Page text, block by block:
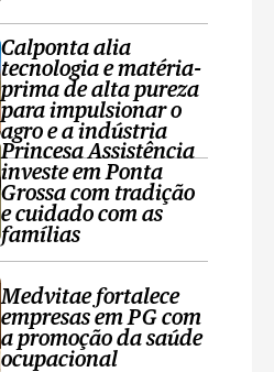
Calponta alia
tecnologia e matéria-
prima de alta pureza
para impulsionar o
agro e a indústria
Princesa Assistência
investe em Ponta
Grossa com tradição
e cuidado com as
famílias
Medvitae fortalece
empresas em PG com
a promoção da saúde
ocupacional